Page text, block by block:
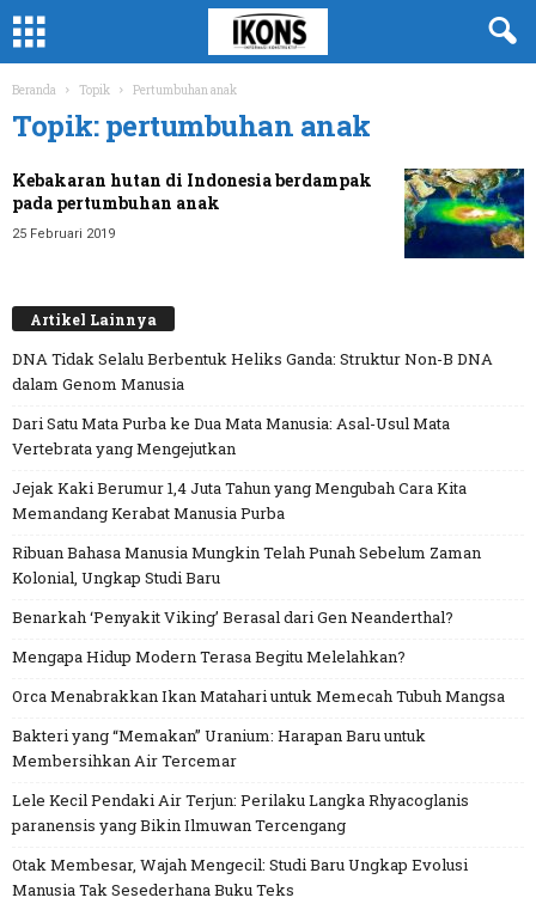
Beranda Topik Pertumbuhan anak
Topik: pertumbuhan anak
Kebakaran hutan di Indonesia berdampak
pada pertumbuhan anak
25 Februari 2019
Artikel Lainnya
DNA Tidak Selalu Berbentuk Heliks Ganda: Struktur Non-B DNA
dalam Genom Manusia
Dari Satu Mata Purba ke Dua Mata Manusia: Asal-Usul Mata
Vertebrata yang Mengejutkan
Jejak Kaki Berumur 1,4 Juta Tahun yang Mengubah Cara Kita
Memandang Kerabat Manusia Purba
Ribuan Bahasa Manusia Mungkin Telah Punah Sebelum Zaman
Kolonial, Ungkap Studi Baru
Benarkah ‘Penyakit Viking’ Berasal dari Gen Neanderthal?
Mengapa Hidup Modern Terasa Begitu Melelahkan?
Orca Menabrakkan Ikan Matahari untuk Memecah Tubuh Mangsa
Bakteri yang “Memakan” Uranium: Harapan Baru untuk
Membersihkan Air Tercemar
Lele Kecil Pendaki Air Terjun: Perilaku Langka Rhyacoglanis
paranensis yang Bikin Ilmuwan Tercengang
Otak Membesar, Wajah Mengecil: Studi Baru Ungkap Evolusi
Manusia Tak Sesederhana Buku Teks